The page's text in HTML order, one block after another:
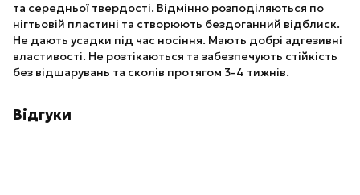
та середньої твердості. Відмінно розподіляються по
нігтьовій пластині та створюють бездоганний відблиск.
Не дають усадки під час носіння. Мають добрі адгезивні
властивості. Не розтікаються та забезпечують стійкість
без відшарувань та сколів протягом 3-4 тижнів.
Відгуки